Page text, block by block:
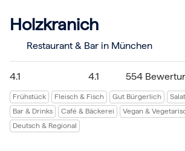
Das ideale Geschenk für alle
Holzkranich
Restaurant & Bar in München
4.1 4.1 554
Frühstück Fleisch & Fisch Gut Bürgerlich
Bar & Drinks
Café & Bäckerei
Vegan &
Deutsch & Regional